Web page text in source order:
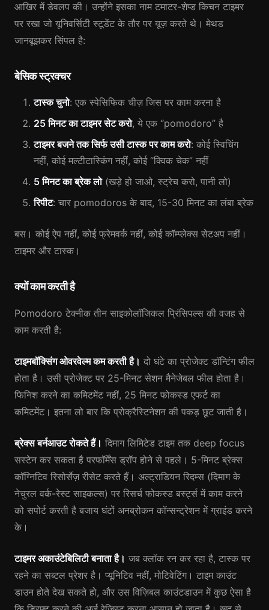
आखिर में डेवलप की। उन्होंने इसका नाम टमाटर-शेप्ड किचन टाइमर
पर रखा जो यूनिवर्सिटी स्टूडेंट के तौर पर यूज़ करते थे। मेथड
जानबूझकर सिंपल है:
बेसिक स्ट्रक्चर
टास्क चुनो: एक स्पेसिफिक चीज़ जिस पर काम करना है
25 मिनट का टाइमर सेट करो, ये एक “pomodoro” है
टाइमर बजने तक सिर्फ उसी टास्क पर काम करो: कोई स्विचिंग
नहीं, कोई मल्टीटास्किंग नहीं, कोई “क्विक चेक” नहीं
5 मिनट का ब्रेक लो(खड़े हो जाओ, स्ट्रेच करो, पानी लो)
रिपीट: चार pomodoros के बाद, 15-30 मिनट का लंबा ब्रेक
बस। कोई ऐप नहीं, कोई फ्रेमवर्क नहीं, कोई कॉम्प्लेक्स सेटअप नहीं।
टाइमर और टास्क।
क्यों काम करती है
Pomodoro टेक्नीक तीन साइकोलॉजिकल प्रिंसिपल्स की वजह से
काम करती है:
टाइमबॉक्सिंग ओवरवेल्म कम करती है। दो घंटे का प्रोजेक्ट डॉन्टिंग फील
होता है। उसी प्रोजेक्ट पर 25-मिनट सेशन मैनेजेबल फील होता है।
फिनिश करने का कमिटमेंट नहीं, 25 मिनट फोकस्ड एफर्ट का
कमिटमेंट। इतना लो बार कि प्रोक्रैस्टिनेशन की पकड़ छूट जाती है।
ब्रेक्स बर्नआउट रोकते हैं। दिमाग लिमिटेड टाइम तक deep focus
सस्टेन कर सकता है परफॉर्मेंस ड्रॉप होने से पहले। 5-मिनट ब्रेक्स
कॉग्निटिव रिसोर्सेज़ रीसेट करते हैं। अल्ट्राडियन रिदम्स (दिमाग के
नेचुरल वर्क-रेस्ट साइकल्स) पर रिसर्च फोकस्ड बर्स्ट्स में काम करने
को सपोर्ट करती है बजाय घंटों अनब्रोकन कॉन्सन्ट्रेशन में ग्राइंड करने
के।
टाइमर अकाउंटेबिलिटी बनाता है। जब क्लॉक रन कर रहा है, टास्क पर
रहने का सब्टल प्रेशर है। प्यूनिटिव नहीं, मोटिवेटिंग। टाइम काउंट
डाउन होते देख सकते हो, और उस विज़िबल काउंटडाउन में कुछ ऐसा है